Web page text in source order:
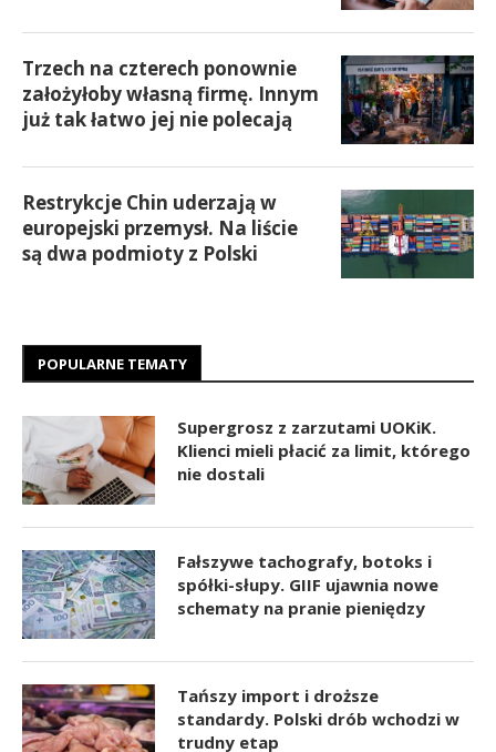
Trzech na czterech ponownie
założyłoby własną firmę. Innym
już tak łatwo jej nie polecają
Restrykcje Chin uderzają w
europejski przemysł. Na liście
są dwa podmioty z Polski
POPULARNE TEMATY
Supergrosz z zarzutami UOKiK.
Klienci mieli płacić za limit, którego
nie dostali
Fałszywe tachografy, botoks i
spółki-słupy. GIIF ujawnia nowe
schematy na pranie pieniędzy
Tańszy import i droższe
standardy. Polski drób wchodzi w
trudny etap